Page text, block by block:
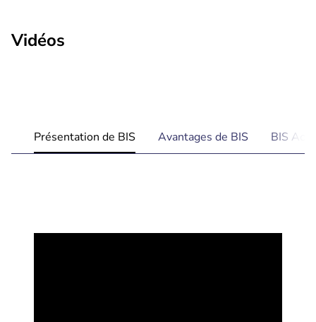
Vidéos
Présentation de BIS Avantages de BIS BIS